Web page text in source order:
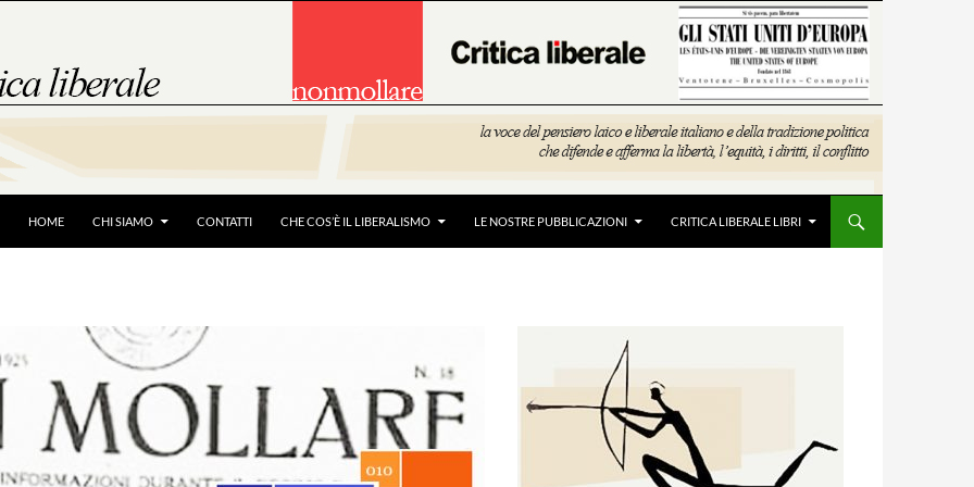
HOME CHI SIAMO CONTATTI CHE COS’È IL LIBERALISMO LE NOSTRE PUBBLICAZIONI CRITICA LIBERALE LIBRI